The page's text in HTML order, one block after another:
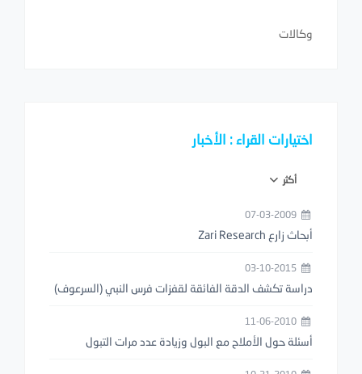
وكالات
اختيارات القراء : الأخبار
أكثر
أبحاث زارع Zari Research
دراسة تكشف الدقة الفائقة لقفزات فرس النبي (السرعوف)
أسئلة حول الأملاح مع البول وزيادة عدد مرات التبول